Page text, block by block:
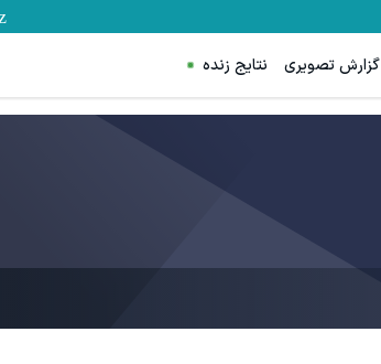
گزارش تصویری نتایج زنده